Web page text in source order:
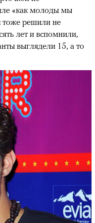
«как молоды мы
тоже решили не
лет и вспомнили,
выглядели 15, а то